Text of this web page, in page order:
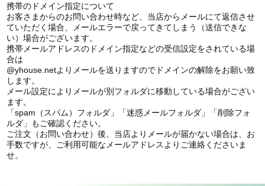
携帯のドメイン指定について
お客さまからのお問い合わせ時など、当店からメールにて返信させ
ていただく場合、メールエラーで戻ってきてしまう（送信できな
い）場合がございます。
携帯メールアドレスのドメイン指定などの受信設定をされている場
合は
@yhouse.netよりメールを送りますのでドメインの解除をお願い致
します。
メール設定によりメールが別フォルダに移動している場合がござい
ます。
「spam（スパム）フォルダ」「迷惑メールフォルダ」「削除フォ
ルダ」もご確認ください。
ご注文（お問い合わせ）後、当店よりメールが届かない場合は、お
手数ですが、ご利用可能なメールアドレスよりご連絡くださいま
せ。